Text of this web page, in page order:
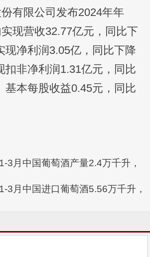
有限公司发布2024年年
现营收32.77亿元，同比下
现净利润3.05亿，同比下降
扣非净利润1.31亿元，同比
基本每股收益0.45元，同比
3月中国葡萄酒产量2.4万千升，
3月中国进口葡萄酒5.56万千升，